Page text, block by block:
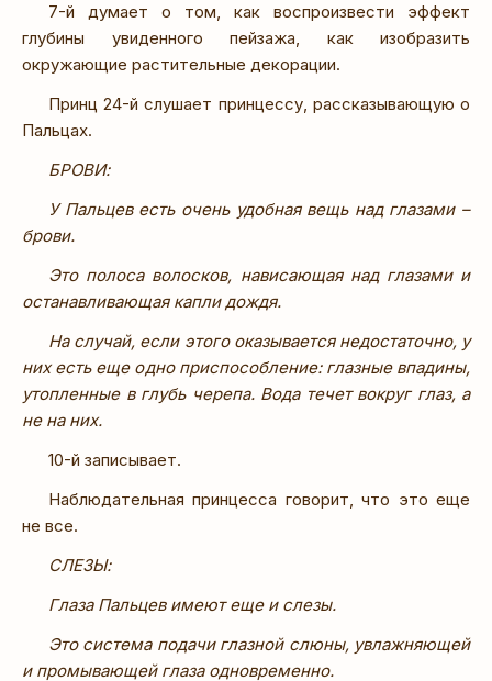
7-й думает о том, как воспроизвести эффект
глубины увиденного пейзажа, как изобразить
окружающие растительные декорации.
Принц 24-й слушает принцессу, рассказывающую о
Пальцах.
БРОВИ:
У Пальцев есть очень удобная вещь над глазами –
брови.
Это полоса волосков, нависающая над глазами и
останавливающая капли дождя.
На случай, если этого оказывается недостаточно, у
них есть еще одно приспособление: глазные впадины,
утопленные в глубь черепа. Вода течет вокруг глаз, а
не на них.
10-й записывает.
Наблюдательная принцесса говорит, что это еще
не все.
СЛЕЗЫ:
Глаза Пальцев имеют еще и слезы.
Это система подачи глазной слюны, увлажняющей
и промывающей глаза одновременно.